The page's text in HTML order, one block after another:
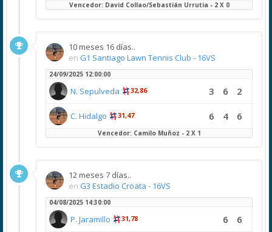
Vencedor: David Collao/Sebastián Urrutia - 2 X 0
10 meses 16 días..
en G1 Santiago Lawn Tennis Club - 16VS
24/09/2025 12:00:00
N. Sepulveda 32,86 3 6 2
C. Hidalgo 31,47 6 4 6
Vencedor: Camilo Muñoz - 2 X 1
12 meses 7 días..
en G3 Estadio Croata - 16VS
04/08/2025 14:30:00
P. Jaramillo 31,78 6 6